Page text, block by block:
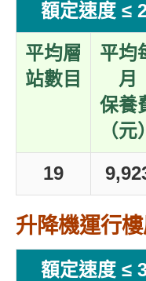
額定速度 ≤
平均層
站數目
平均
月
保養
（元）
19
升降機運行
額定速度 ≤